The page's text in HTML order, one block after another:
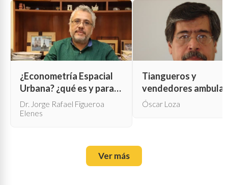
¿Econometría Espacial
Urbana? ¿qué es y para
qué sirve?
Dr. Jorge Rafael Figueroa
Elenes
Tiangueros y
vendedores
Óscar Loza
Ver más